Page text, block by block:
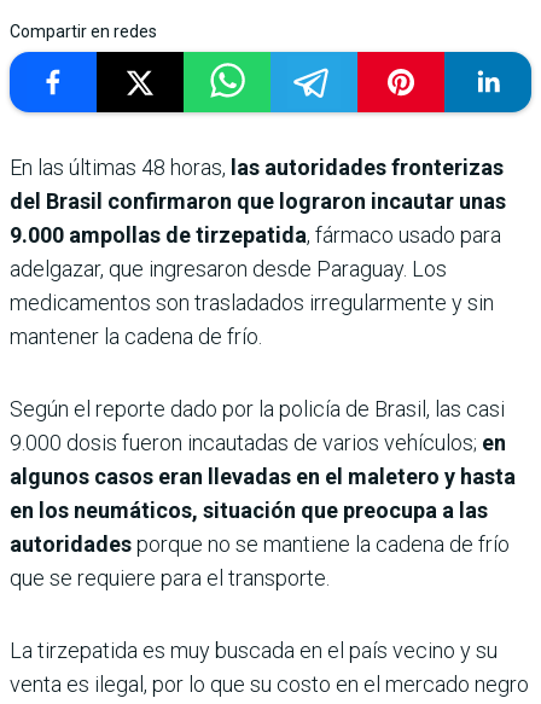
Compartir en redes
En las últimas 48 horas, las autoridades fronterizas
del Brasil confirmaron que lograron incautar unas
9.000 ampollas de tirzepatida, fármaco usado para
adelgazar, que ingresaron desde Paraguay. Los
medicamentos son trasladados irregularmente y sin
mantener la cadena de frío.
Según el reporte dado por la policía de Brasil, las casi
9.000 dosis fueron incautadas de varios vehículos; en
algunos casos eran llevadas en el maletero y hasta
en los neumáticos, situación que preocupa a las
autoridadesporque no se mantiene la cadena de frío
que se requiere para el transporte.
La tirzepatida es muy buscada en el país vecino y su
venta es ilegal, por lo que su costo en el mercado negro